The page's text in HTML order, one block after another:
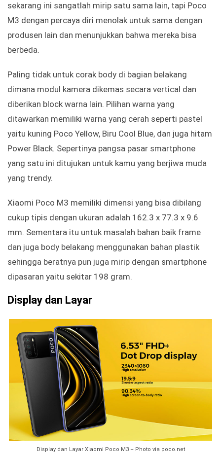
sekarang ini sangatlah mirip satu sama lain, tapi Poco
M3 dengan percaya diri menolak untuk sama dengan
produsen lain dan menunjukkan bahwa mereka bisa
berbeda.
Paling tidak untuk corak body di bagian belakang
dimana modul kamera dikemas secara vertical dan
diberikan block warna lain. Pilihan warna yang
ditawarkan memiliki warna yang cerah seperti pastel
yaitu kuning Poco Yellow, Biru Cool Blue, dan juga hitam
Power Black. Sepertinya pangsa pasar smartphone
yang satu ini ditujukan untuk kamu yang berjiwa muda
yang trendy.
Xiaomi Poco M3 memiliki dimensi yang bisa dibilang
cukup tipis dengan ukuran adalah 162.3 x 77.3 x 9.6
mm. Sementara itu untuk masalah bahan baik frame
dan juga body belakang menggunakan bahan plastik
sehingga beratnya pun juga mirip dengan smartphone
dipasaran yaitu sekitar 198 gram.
Display dan Layar
Display dan Layar Xiaomi Poco M3 – Photo via poco.net